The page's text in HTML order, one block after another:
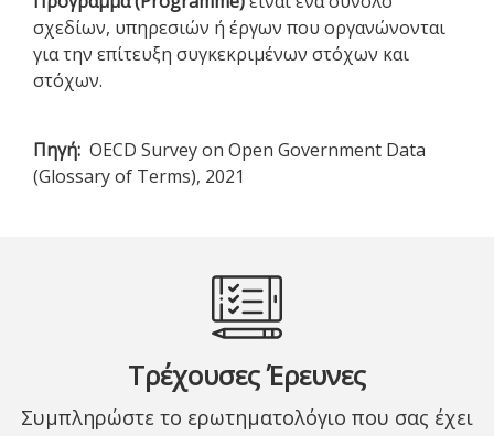
σχεδίων, υπηρεσιών ή έργων που οργανώνονται
για την επίτευξη συγκεκριμένων στόχων και
στόχων.
Πηγή OECD Survey on Open Government Data
(Glossary of Terms), 2021
Τρέχουσες Έρευνες
Συμπληρώστε το ερωτηματολόγιο που σας έχει